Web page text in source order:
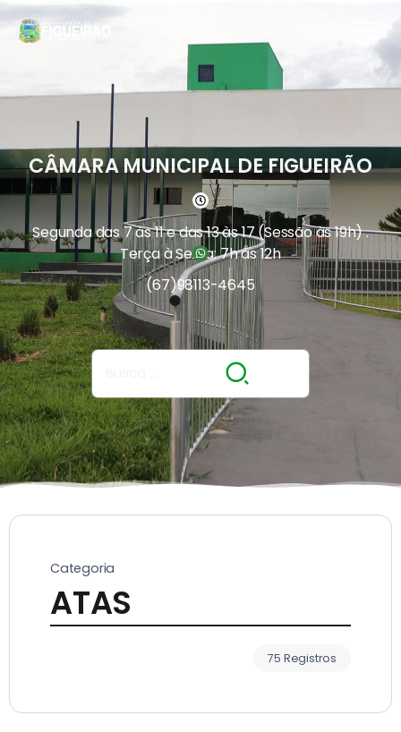
CÂMARA MUNICIPAL DE FIGUEIRÃO
Segunda das 7 às 11 e das 13 às 17 (Sessão às 19h) .
Terça à Sexta: 7h às 12h
(67)98113-4645
Categoria
ATAS
75 Registros